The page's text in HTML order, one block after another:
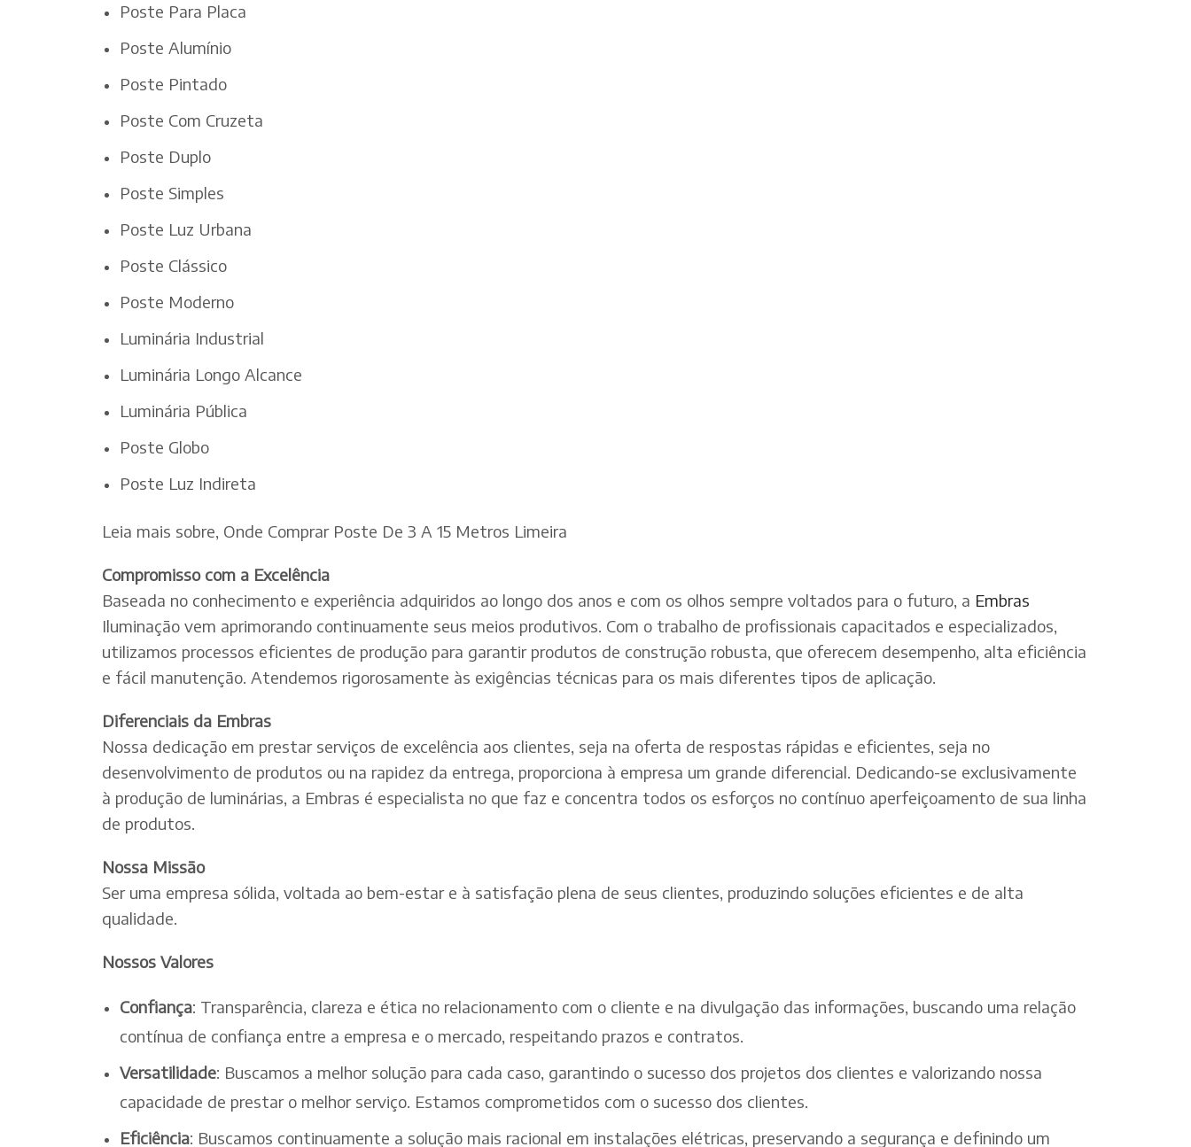
Poste Para Placa
Poste Alumínio
Poste Pintado
Poste Com Cruzeta
Poste Duplo
Poste Simples
Poste Luz Urbana
Poste Clássico
Poste Moderno
Luminária Industrial
Luminária Longo Alcance
Luminária Pública
Poste Globo
Poste Luz Indireta
Leia mais sobre, Onde Comprar Poste De 3 A 15 Metros Limeira
Compromisso com a Excelência
Baseada no conhecimento e experiência adquiridos ao longo dos anos e com os olhos sempre voltados para o futuro, a Embras
Iluminação vem aprimorando continuamente seus meios produtivos. Com o trabalho de profissionais capacitados e especializados,
utilizamos processos eficientes de produção para garantir produtos de construção robusta, que oferecem desempenho, alta eficiência
e fácil manutenção. Atendemos rigorosamente às exigências técnicas para os mais diferentes tipos de aplicação.
Diferenciais da Embras
Nossa dedicação em prestar serviços de excelência aos clientes, seja na oferta de respostas rápidas e eficientes, seja no
desenvolvimento de produtos ou na rapidez da entrega, proporciona à empresa um grande diferencial. Dedicando-se exclusivamente
à produção de luminárias, a Embras é especialista no que faz e concentra todos os esforços no contínuo aperfeiçoamento de sua linha
de produtos.
Nossa Missão
Ser uma empresa sólida, voltada ao bem-estar e à satisfação plena de seus clientes, produzindo soluções eficientes e de alta
qualidade.
Nossos Valores
Confiança: Transparência, clareza e ética no relacionamento com o cliente e na divulgação das informações, buscando uma relação
contínua de confiança entre a empresa e o mercado, respeitando prazos e contratos.
Versatilidade: Buscamos a melhor solução para cada caso, garantindo o sucesso dos projetos dos clientes e valorizando nossa
capacidade de prestar o melhor serviço. Estamos comprometidos com o sucesso dos clientes.
Eficiência: Buscamos continuamente a solução mais racional em instalações elétricas, preservando a segurança e definindo um